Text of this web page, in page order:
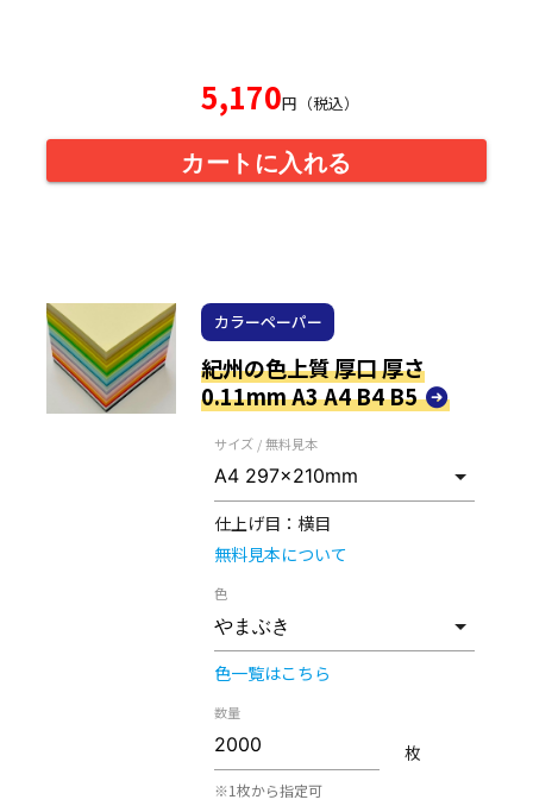
5,170円（税込）
カートに入れる
カラーペーパー
紀州の色上質 厚口 厚さ
0.11mm A3 A4 B4 B5
サイズ / 無料見本
仕上げ目： 横目
無料見本について
色
色一覧はこちら
数量
※1枚から指定可
枚